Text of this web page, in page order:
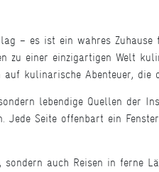
– es ist ein wahres
zu einer einzigartigen Welt
kulinarische Abenteuer, die
lebendige Quellen der
Seite offenbart ein
auch Reisen in ferne